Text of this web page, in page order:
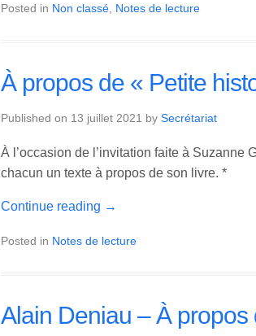
Posted in Non classé Notes de lecture
À propos de « Petite
Published on 13 juillet 2021 by Secrétariat
À l’occasion de l’invitation faite à
chacun un texte à propos de son livre. *
Continue reading →
Posted in Notes de lecture
Alain Deniau – À propos